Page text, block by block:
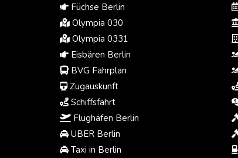
Füchse Berlin
Olympia 030
Olympia 0331
Eisbären Berlin
BVG Fahrplan
Zugauskunft
Schiffsfahrt
Flughäfen Berlin
UBER Berlin
Taxi in Berlin